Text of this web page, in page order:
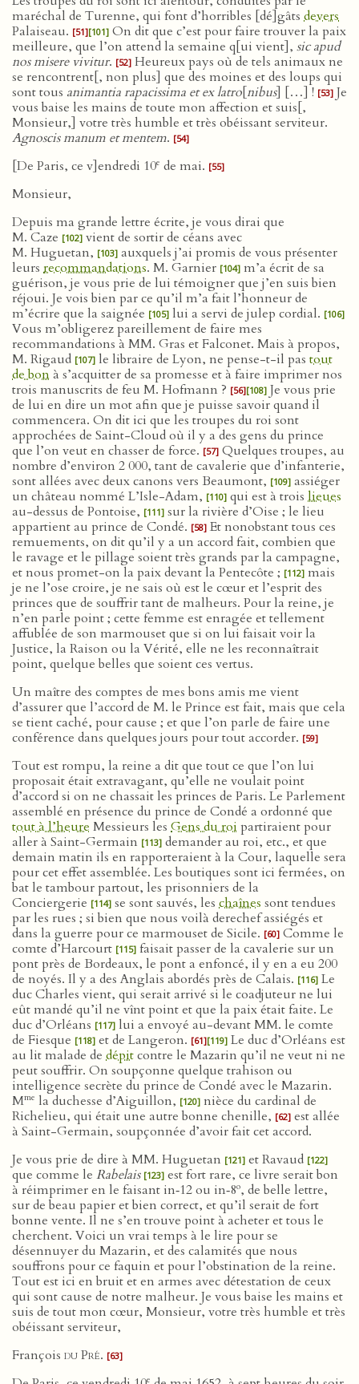
maréchal de Turenne, qui font d’horribles [dé]gâts devers
Palaiseau. [51][101] On dit que c’est pour faire trouver la paix
meilleure, que l’on attend la semaine q[ui vient], sic apud
nos misere vivitur. [52] Heureux pays où de tels animaux ne
se rencontrent[, non plus] que des moines et des loups qui
sont tous animantia rapacissima et ex latro[nibus] […] ! [53] Je
vous baise les mains de toute mon affection et suis[,
Monsieur,] votre très humble et très obéissant serviteur.
Agnoscis manum et mentem. [54]
[De Paris, ce v]endredi 10e de mai. [55]
Monsieur,
Depuis ma grande lettre écrite, je vous dirai que
M. Caze [102] vient de sortir de céans avec
M. Huguetan, [103] auxquels j’ai promis de vous présenter
leurs recommandations. M. Garnier [104] m’a écrit de sa
guérison, je vous prie de lui témoigner que j’en suis bien
réjoui. Je vois bien par ce qu’il m’a fait l’honneur de
m’écrire que la saignée [105] lui a servi de julep cordial. [106]
Vous m’obligerez pareillement de faire mes
recommandations à MM. Gras et Falconet. Mais à propos,
M. Rigaud [107] le libraire de Lyon, ne pense-t-il pas tout
de bonà s’acquitter de sa promesse et à faire imprimer nos
trois manuscrits de feu M. Hofmann ? [56][108] Je vous prie
de lui en dire un mot afin que je puisse savoir quand il
commencera. On dit ici que les troupes du roi sont
approchées de Saint-Cloud où il y a des gens du prince
que l’on veut en chasser de force. [57] Quelques troupes, au
nombre d’environ 2 000, tant de cavalerie que d’infanterie,
sont allées avec deux canons vers Beaumont, [109] assiéger
un château nommé L’Isle-Adam, [110] qui est à trois lieues
au-dessus de Pontoise, [111] sur la rivière d’Oise ; le lieu
appartient au prince de Condé. [58] Et nonobstant tous ces
remuements, on dit qu’il y a un accord fait, combien que
le ravage et le pillage soient très grands par la campagne,
et nous promet-on la paix devant la Pentecôte ; [112] mais
je ne l’ose croire, je ne sais où est le cœur et l’esprit des
princes que de souffrir tant de malheurs. Pour la reine, je
n’en parle point ; cette femme est enragée et tellement
affublée de son marmouset que si on lui faisait voir la
Justice, la Raison ou la Vérité, elle ne les reconnaîtrait
point, quelque belles que soient ces vertus.
Un maître des comptes de mes bons amis me vient
d’assurer que l’accord de M. le Prince est fait, mais que cela
se tient caché, pour cause ; et que l’on parle de faire une
conférence dans quelques jours pour tout accorder. [59]
Tout est rompu, la reine a dit que tout ce que l’on lui
proposait était extravagant, qu’elle ne voulait point
d’accord si on ne chassait les princes de Paris. Le Parlement
assemblé en présence du prince de Condé a ordonné que
tout à l’heure Messieurs les Gens du roi partiraient pour
aller à Saint-Germain [113] demander au roi, etc., et que
demain matin ils en rapporteraient à la Cour, laquelle sera
pour cet effet assemblée. Les boutiques sont ici fermées, on
bat le tambour partout, les prisonniers de la
Conciergerie [114] se sont sauvés, les chaînes sont tendues
par les rues ; si bien que nous voilà derechef assiégés et
dans la guerre pour ce marmouset de Sicile. [60] Comme le
comte d’Harcourt [115] faisait passer de la cavalerie sur un
pont près de Bordeaux, le pont a enfoncé, il y en a eu 200
de noyés. Il y a des Anglais abordés près de Calais. [116] Le
duc Charles vient, qui serait arrivé si le coadjuteur ne lui
eût mandé qu’il ne vînt point et que la paix était faite. Le
duc d’Orléans [117] lui a envoyé au-devant MM. le comte
de Fiesque [118] et de Langeron. [61][119] Le duc d’Orléans est
au lit malade de dépitcontre le Mazarin qu’il ne veut ni ne
peut souffrir. On soupçonne quelque trahison ou
intelligence secrète du prince de Condé avec le Mazarin.
Mme la duchesse d’Aiguillon, [120] nièce du cardinal de
Richelieu, qui était une autre bonne chenille, [62] est allée
à Saint-Germain, soupçonnée d’avoir fait cet accord.
Je vous prie de dire à MM. Huguetan [121] et Ravaud [122]
que comme le Rabelais [123] est fort rare, ce livre serait bon
à réimprimer en le faisant in‑12 ou in‑8o, de belle lettre,
sur de beau papier et bien correct, et qu’il serait de fort
bonne vente. Il ne s’en trouve point à acheter et tous le
cherchent. Voici un vrai temps à le lire pour se
désennuyer du Mazarin, et des calamités que nous
souffrons pour ce faquin et pour l’obstination de la reine.
Tout est ici en bruit et en armes avec détestation de ceux
qui sont cause de notre malheur. Je vous baise les mains et
suis de tout mon cœur, Monsieur, votre très humble et très
obéissant serviteur,
François du Pré. [63]
e